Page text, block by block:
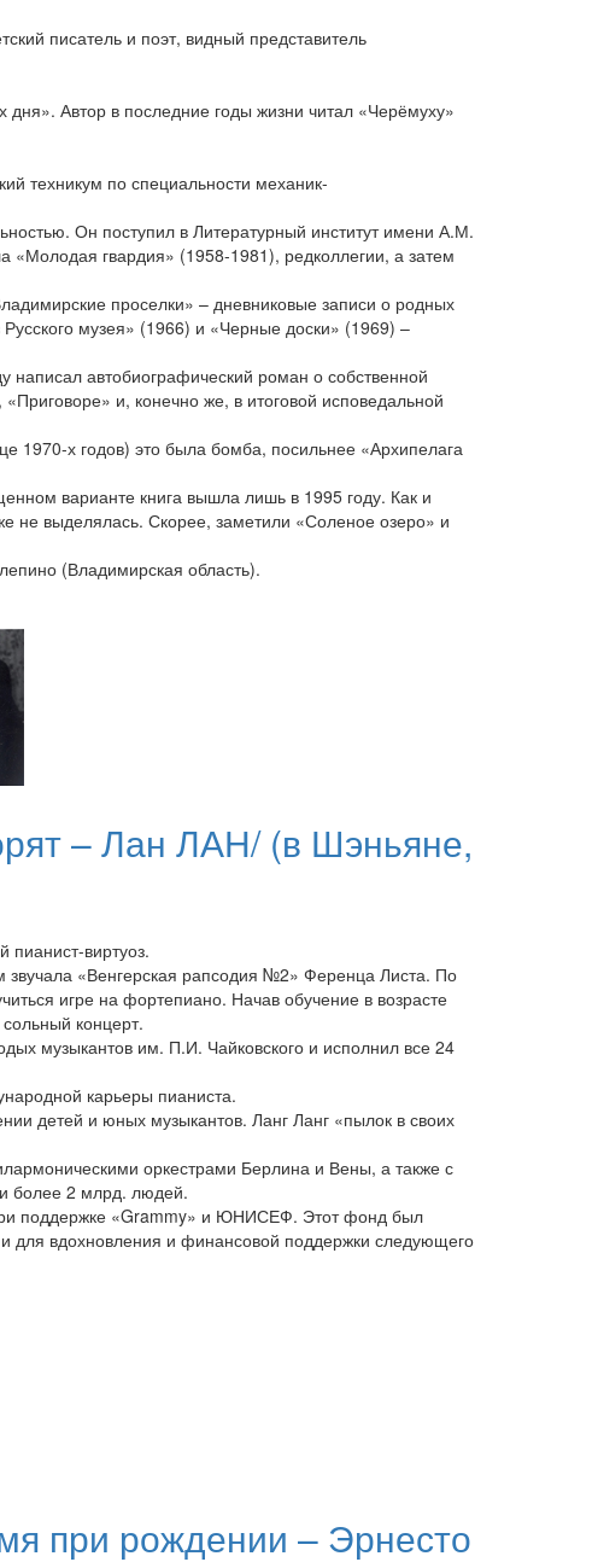
писатель и поэт, видный представитель
дня». Автор в последние годы жизни читал «Черёмуху»
техникум по специальности механик-
Он поступил в Литературный институт имени А.М.
«Молодая гвардия» (1958-1981), редколлегии, а затем
проселки» – дневниковые записи о родных
музея» (1966) и «Черные доски» (1969) –
автобиографический роман о собственной
и, конечно же, в итоговой исповедальной
1970-х годов) это была бомба, посильнее «Архипелага
варианте книга вышла лишь в 1995 году. Как и
не выделялась. Скорее, заметили «Соленое озеро» и
(Владимирская область).
– Лан ЛАН/ (в Шэньяне,
виртуоз.
звучала «Венгерская рапсодия №2» Ференца Листа. По
игре на фортепиано. Начав обучение в возрасте
концерт.
музыкантов им. П.И. Чайковского и исполнил все 24
карьеры пианиста.
детей и юных музыкантов. Ланг Ланг «пылок в своих
оркестрами Берлина и Вены, а также с
более 2 млрд. людей.
поддержке «Grammy» и ЮНИСЕФ. Этот фонд был
для вдохновления и финансовой поддержки следующего
при рождении – Эрнесто